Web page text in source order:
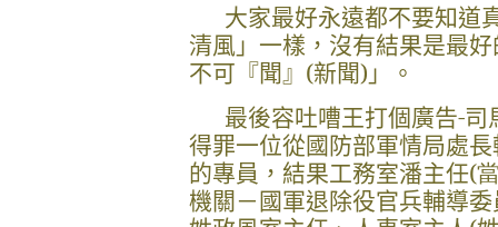
大家最好永遠都不要知道
清風」一樣，沒有結果是最
不可『聞』 (新聞) 」。
最後容吐嘈王打個廣告-
得罪一位從國防部軍情局處
的專員，結果工務室潘主任(
機關－國軍退除役官兵輔導